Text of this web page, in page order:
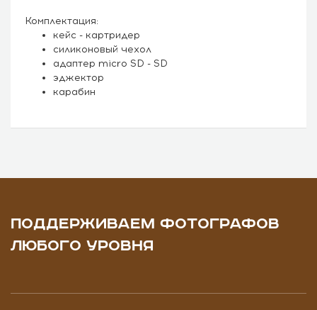
Комплектация:
кейс - картридер
силиконовый чехол
адаптер micro SD - SD
эджектор
карабин
ПОДДЕРЖИВАЕМ ФОТОГРАФОВ
ЛЮБОГО УРОВНЯ